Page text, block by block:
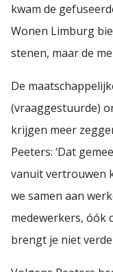
kwam de
Wonen Limburg
stenen, maar de
De
(vraaggestuurde)
krijgen meer
Peeters: ‘Dat
vanuit vertrouwen
we samen aan
medewerkers, óók
brengt je niet